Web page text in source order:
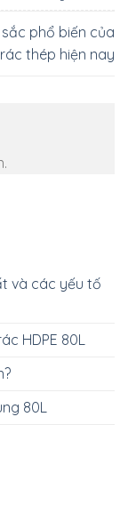
sắc phổ biến của
thép hiện nay
và các yếu tố
HDPE 80L
80L